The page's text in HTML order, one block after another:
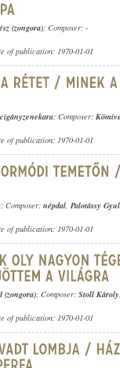
(zongora); Composer: -
of publication: 1970-01-01
; Composer:
of publication: 1970-01-01
; Composer: népdal, Palotássy
of publication: 1970-01-01
(zongora); Composer: Stoll Károly
of publication: 1970-01-01